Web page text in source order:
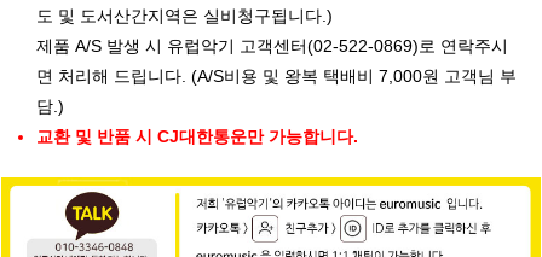
도 및 도서산간지역은 실비청구됩니다.)
제품 A/S 발생 시 유럽악기 고객센터(02-522-0869)로 연락주시
면 처리해 드립니다. (A/S비용 및 왕복 택배비 7,000원 고객님 부
담.)
교환 및 반품 시 CJ대한통운만 가능합니다.